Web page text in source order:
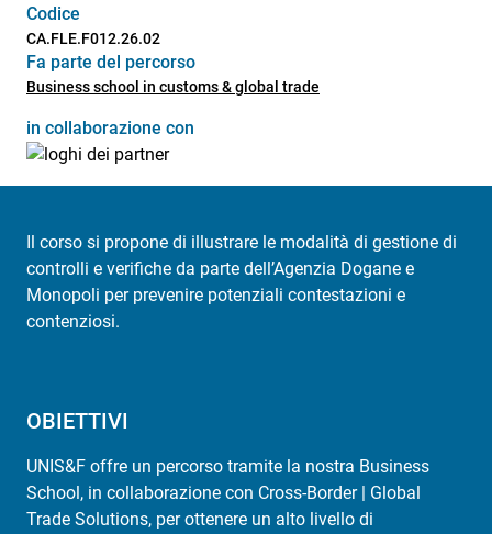
Codice
CA.FLE.F012.26.02
Fa parte del percorso
Business school in customs & global trade
in collaborazione con
Il corso si propone di illustrare le modalità di gestione di
controlli e verifiche da parte dell’Agenzia Dogane e
Monopoli per prevenire potenziali contestazioni e
contenziosi.
OBIETTIVI
UNIS&F offre un percorso tramite la nostra Business
School, in collaborazione con Cross-Border | Global
Trade Solutions, per ottenere un alto livello di